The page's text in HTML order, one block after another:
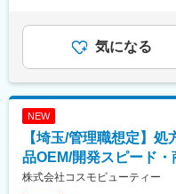
■働く環境：
年休120日（土日祝）
開発、デザイン、管理
製品開発販売メーカー
販売を中心に、獣医師
す。販促メンバーとも
だきます。
・販促支援（商品説明
発表など）
※自社研究所・工場はな
補足＞※スキルやご経
はあくまでも目安の金
あります。月給(月額)
気になる
NEW
【埼玉/管理職想定】
品OEM/開発スピード
株式会社コスモビューティー